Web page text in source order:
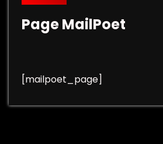
Page MailPoet
[mailpoet_page]